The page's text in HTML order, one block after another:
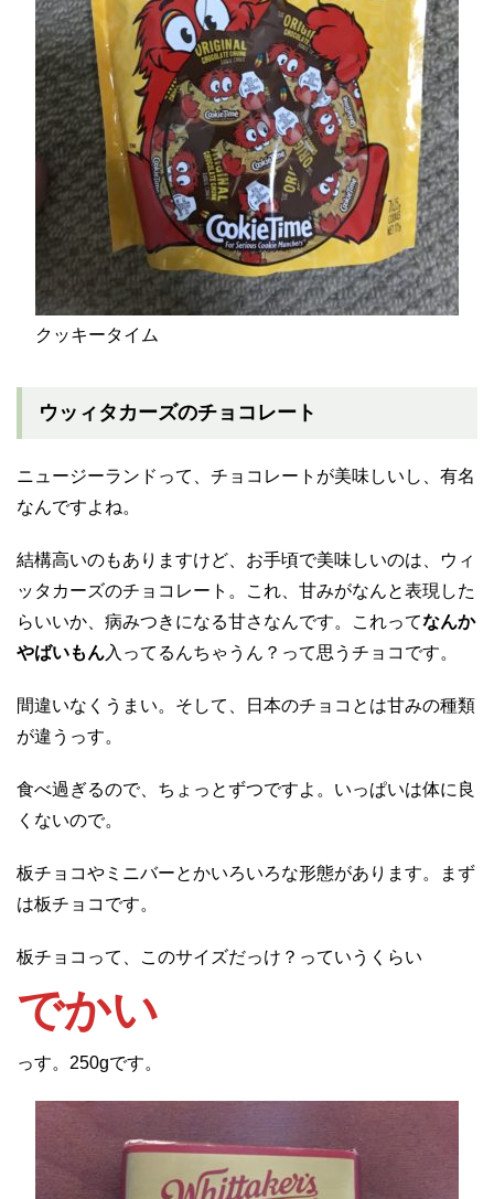
クッキータイム
ウッィタカーズのチョコレート
ニュージーランドって、チョコレートが美味しいし、有名
なんですよね。
結構高いのもありますけど、お手頃で美味しいのは、ウィ
ッタカーズのチョコレート。これ、甘みがなんと表現した
らいいか、病みつきになる甘さなんです。これってなんか
やばいもん入ってるんちゃうん？って思うチョコです。
間違いなくうまい。そして、日本のチョコとは甘みの種類
が違うっす。
食べ過ぎるので、ちょっとずつですよ。いっぱいは体に良
くないので。
板チョコやミニバーとかいろいろな形態があります。まず
は板チョコです。
板チョコって、このサイズだっけ？っていうくらい
でかい
っす。250gです。